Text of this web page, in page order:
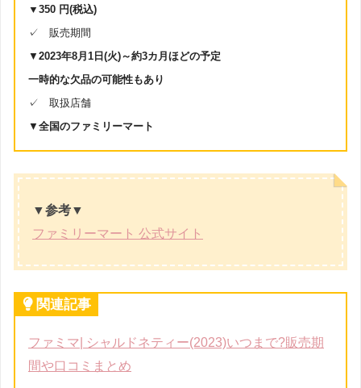
▼350 円(税込)
✓ 販売期間
▼ 2023年8月1日(火)～約3カ月ほどの予定
一時的な欠品の可能性もあり
✓ 取扱店舗
▼ 全国のファミリーマート
▼参考▼
ファミリーマート 公式サイト
関連記事
ファミマ| シャルドネティー(2023)いつまで?販売期
間や口コミまとめ